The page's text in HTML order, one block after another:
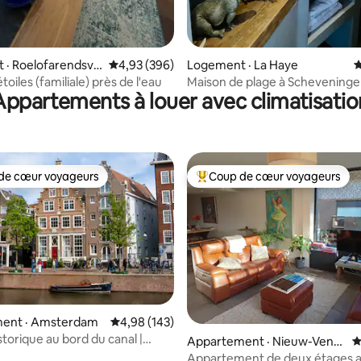
· Roelofarendsve Note moyenne de 4,93 sur 5, 396
4,93 (396)
(familiale) près de l'eau
Logement · La Haye
Maison de plage à
à louer avec
5, 238 commentaires
cœur voyageurs parmi les plus aimés
cœur voyageurs
· Amsterdam Note moyenne de 4,98 sur 5, 143
4,98 (143)
au bord du canal |
Coup de cœur voyageurs
Coup de cœur voyageurs
Appartement · Nieuw-Venn
ep